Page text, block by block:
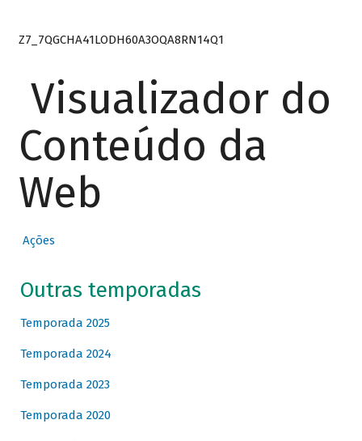
Z7_7QGCHA41LODH60A3OQA8RN14Q1
Visualizador do
Conteúdo da
Web
Ações
Outras temporadas
Temporada 2025
Temporada 2024
Temporada 2023
Temporada 2020